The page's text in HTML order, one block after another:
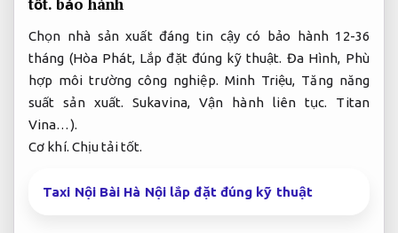
tốt.bảo hành
Chọn nhà sản xuất đáng tin cậy có bảo hành 12-36
tháng (Hòa Phát, Lắp đặt đúng kỹ thuật. Đa Hình, Phù
hợp môi trường công nghiệp. Minh Triệu, Tăng năng
suất sản xuất. Sukavina,Vận hành liên tục. Titan
Vina…).
Cơ khí. Chịu tải tốt.
Taxi Nội Bài Hà Nội lắp đặt đúng kỹ thuật